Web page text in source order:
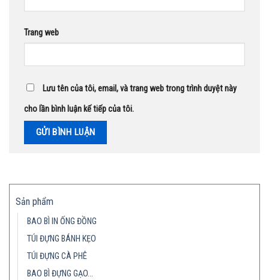
Sản phẩm
BAO BÌ IN ỐNG ĐỒNG
TÚI ĐỰNG BÁNH KẸO
TÚI ĐỰNG CÀ PHÊ
BAO BÌ ĐỰNG GẠO…
Trang web
Lưu tên của tôi, email, và trang web trong trình duyệt này
cho lần bình luận kế tiếp của tôi.